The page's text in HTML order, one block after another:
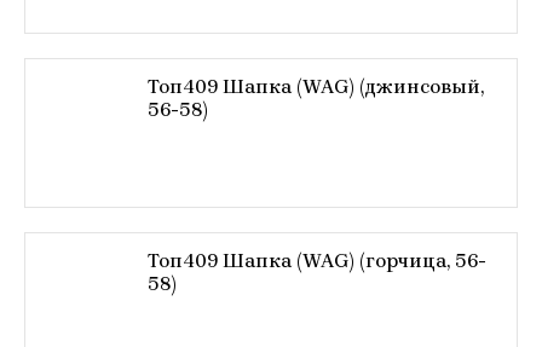
Топ409 Шапка (WAG) (джинсовый,
56-58)
Топ409 Шапка (WAG) (горчица, 56-
58)